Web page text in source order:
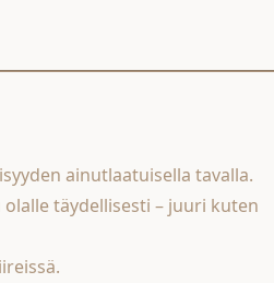
ainutlaatuisella tavalla.
täydellisesti – juuri kuten